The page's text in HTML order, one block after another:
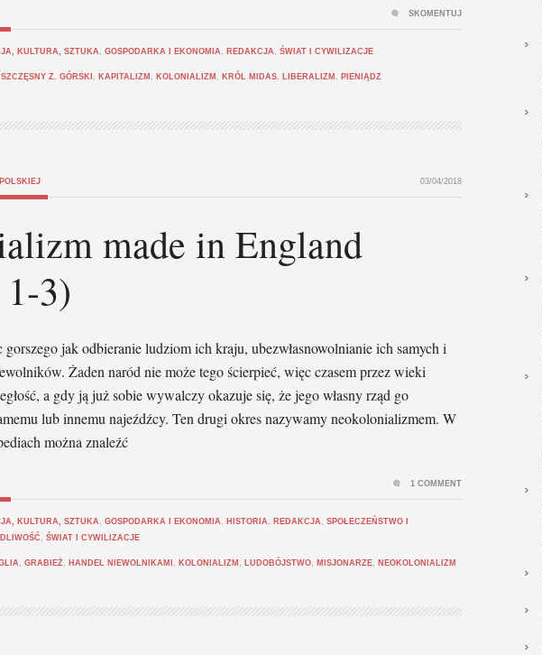
KULTURA, SZTUKA, GOSPODARKA I EKONOMIA , REDAKCJA , ŚWIAT I CYWILIZACJE
SZCZĘSNY Z. GÓRSKI , KAPITALIZM , KOLONIALIZM , KRÓL MIDAS, LIBERALIZM , PIENIĄDZ
SKOMENTUJ
03/04/2018
made in England
3)
jak odbieranie ludziom ich kraju, ubezwłasnowolnianie ich samych i
Żaden naród nie może tego ścierpieć, więc czasem przez wieki
a gdy ją już sobie wywalczy okazuje się, że jego własny rząd go
lub innemu najeźdźcy. Ten drugi okres nazywamy neokolonializmem. W
można znaleźć
KULTURA, SZTUKA, GOSPODARKA I EKONOMIA , HISTORIA , REDAKCJA , SPOŁECZEŃSTWO I
, ŚWIAT I CYWILIZACJE
, GRABIEŻ, HANDEL NIEWOLNIKAMI , KOLONIALIZM , LUDOBÓJSTWO, MISJONARZE, NEOKOLONIALIZM
1 COMMENT